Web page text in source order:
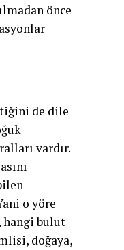
önce
de dile
vardır.
o yöre
hangi bulut
doğaya,